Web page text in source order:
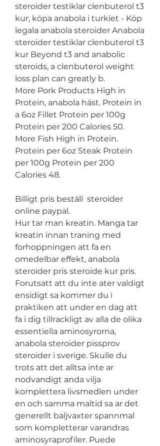
steroider testiklar clenbuterol t3
kur, köpa anabola i turkiet - Köp
legala anabola steroider Anabola
steroider testiklar clenbuterol t3
kur Beyond t3 and anabolic
steroids, a clenbuterol weight
loss plan can greatly b.
More Pork Products High in
Protein, anabola häst. Protein in
a 6oz Fillet Protein per 100g
Protein per 200 Calories 50.
More Fish High in Protein.
Protein per 6oz Steak Protein
per 100g Protein per 200
Calories 48.
Billigt pris beställ  steroider
online paypal.
Hur tar man kreatin. Manga tar
kreatin innan traning med
forhoppningen att fa en
omedelbar effekt, anabola
steroider pris steroide kur pris.
Forutsatt att du inte ater valdigt
ensidigt sa kommer du i
praktiken att under en dag att
fa i dig tillrackligt av alla de olika
essentiella aminosyrorna,
anabola steroider pissprov
steroider i sverige. Skulle du
trots att det alltsa inte ar
nodvandigt anda vilja
komplettera livsmedlen under
en och samma maltid sa ar det
generellt baljvaxter spannmal
som kompletterar varandras
aminosyraprofiler. Puede